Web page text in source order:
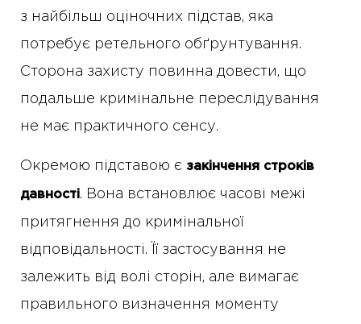
з найбільш оціночних підстав, яка
потребує ретельного обґрунтування.
Сторона захисту повинна довести, що
подальше кримінальне переслідування
не має практичного сенсу.
Окремою підставою є закінчення строків
давності. Вона встановлює часові межі
притягнення до кримінальної
відповідальності. Її застосування не
залежить від волі сторін, але вимагає
правильного визначення моменту